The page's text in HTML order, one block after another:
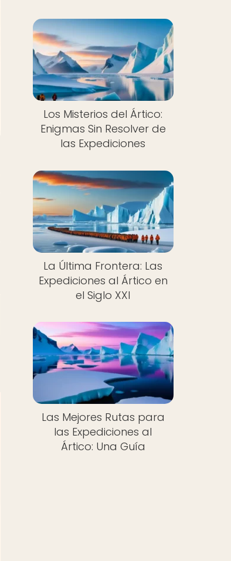
Los Misterios del Ártico:
Enigmas Sin Resolver de
las Expediciones
La Última Frontera: Las
Expediciones al Ártico en
el Siglo XXI
Las Mejores Rutas para
las Expediciones al
Ártico: Una Guía